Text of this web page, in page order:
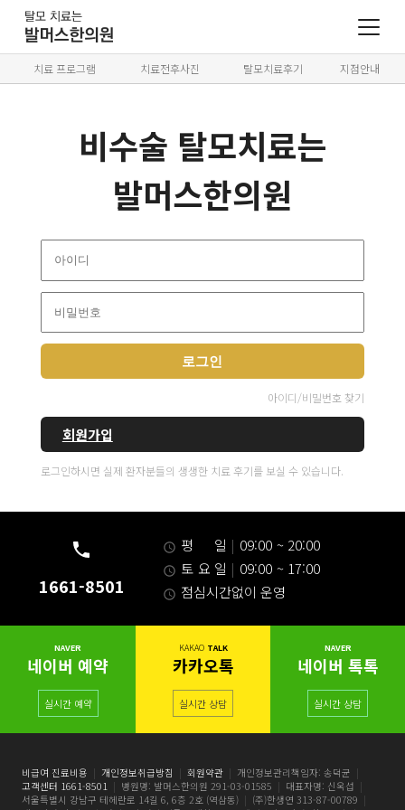
치료 프로그램 치료전후사진 탈모치료후기 지점안내
비수술 탈모치료는
발머스한의원
로그인
아이디/비밀번호 찾기
회원가입
로그인하시면 실제 환자분들의 생생한 치료 후기를 보실 수 있습니다.
1661-8501
평 일 | 09:00 ~ 20:00
토 요 일 | 09:00 ~ 17:00
점심시간없이 운영
NAVER
네이버 예약
실시간 예약
KAKAO TALK
카카오톡
실시간 상담
NAVER
네이버 톡톡
실시간 상담
비급여 진료비용 | 개인정보취급방침 | 회원약관 | 개인정보관리책임자: 송덕균 |
고객센터 1661-8501 | 병원명: 발머스한의원 291-03-01585 | 대표자명: 신옥섭 |
서울특별시 강남구 테헤란로 14길 6, 6층 2호 (역삼동) | (주)한생연 313-87-00789 |